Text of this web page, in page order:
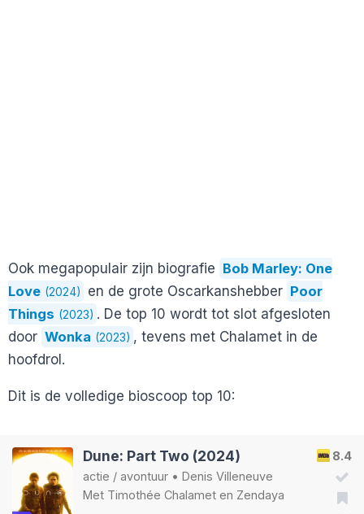
Ook megapopulair zijn biografie Bob Marley: One
Love (2024) en de grote Oscarkanshebber Poor
Things (2023) . De top 10 wordt tot slot afgesloten
door Wonka (2023) , tevens met Chalamet in de
hoofdrol.
Dit is de volledige bioscoop top 10:
8.4
Dune: Part Two (2024)
actie / avontuur • Denis Villeneuve
Met Timothée Chalamet en Zendaya